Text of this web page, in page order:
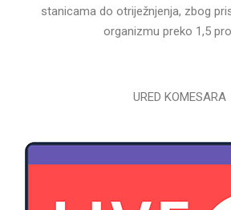
stanicama do otriježnjenja, zbog
organizmu preko 1,5
URED KOMESARA